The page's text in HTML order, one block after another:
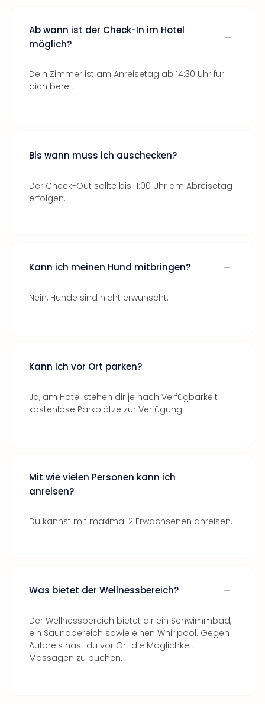
Ab wann ist der Check-In im Hotel
möglich?
Dein Zimmer ist am Anreisetag ab 14:30 Uhr für
dich bereit.
Bis wann muss ich auschecken?
Der Check-Out sollte bis 11:00 Uhr am Abreisetag
erfolgen.
Kann ich meinen Hund mitbringen?
Nein, Hunde sind nicht erwünscht.
Kann ich vor Ort parken?
Ja, am Hotel stehen dir je nach Verfügbarkeit
kostenlose Parkplätze zur Verfügung.
Mit wie vielen Personen kann ich
anreisen?
Du kannst mit maximal 2 Erwachsenen anreisen.
Was bietet der Wellnessbereich?
Der Wellnessbereich bietet dir ein Schwimmbad,
ein Saunabereich sowie einen Whirlpool. Gegen
Aufpreis hast du vor Ort die Möglichkeit
Massagen zu buchen.